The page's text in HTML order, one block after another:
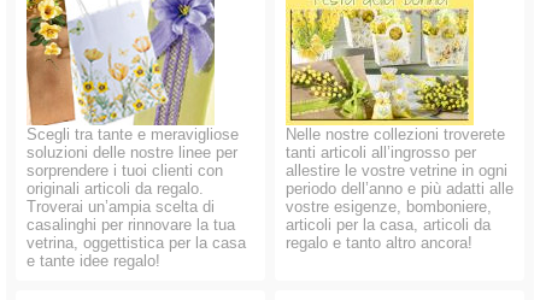
Scegli tra tante e meravigliose
soluzioni delle nostre linee per
sorprendere i tuoi clienti con
originali articoli da regalo.
Troverai un’ampia scelta di
casalinghi per rinnovare la tua
vetrina, oggettistica per la casa
e tante idee regalo!
Nelle nostre collezioni troverete
tanti articoli all’ingrosso per
allestire le vostre vetrine in ogni
periodo dell’anno e più adatti alle
vostre esigenze, bomboniere,
articoli per la casa, articoli da
regalo e tanto altro ancora!